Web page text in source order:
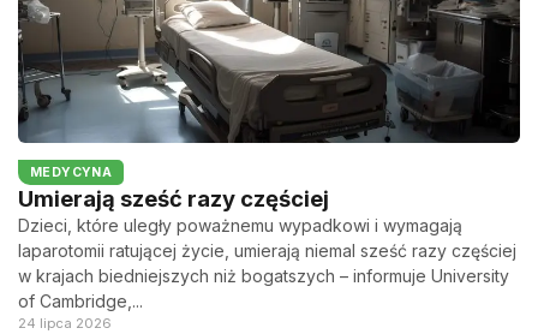
MEDYCYNA
Umierają sześć razy częściej
Dzieci, które uległy poważnemu wypadkowi i wymagają
laparotomii ratującej życie, umierają niemal sześć razy częściej
w krajach biedniejszych niż bogatszych – informuje University
of Cambridge,...
24 lipca 2026